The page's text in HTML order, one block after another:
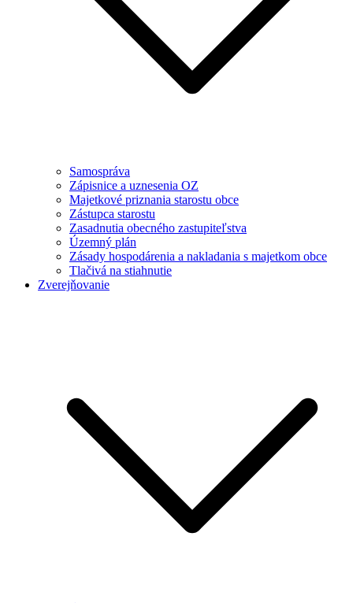
Samospráva
Zápisnice a uznesenia OZ
Majetkové priznania starostu obce
Zástupca starostu
Zasadnutia obecného zastupiteľstva
Územný plán
Zásady hospodárenia a nakladania s majetkom obce
Tlačivá na stiahnutie
Zverejňovanie